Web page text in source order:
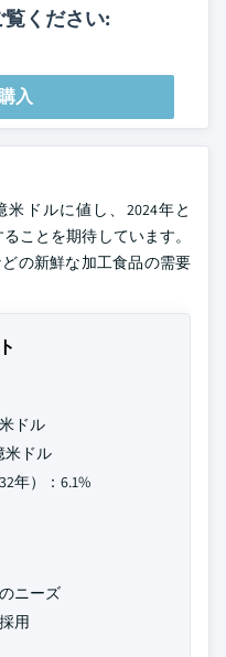
ください:
入
ドルに値し、2024年と
ことを期待しています。
の新鮮な加工食品の需要
ドル
米ドル
年）：6.1%
ニーズ
用